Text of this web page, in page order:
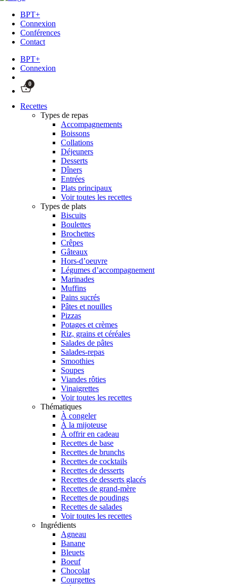
BPT+
Connexion
Conférences
Contact
BPT+
Connexion
0
Recettes
Types de repas
Accompagnements
Boissons
Collations
Déjeuners
Desserts
Dîners
Entrées
Plats principaux
Voir toutes les recettes
Types de plats
Biscuits
Boulettes
Brochettes
Crêpes
Gâteaux
Hors-d’oeuvre
Légumes d’accompagnement
Marinades
Muffins
Pains sucrés
Pâtes et nouilles
Pizzas
Potages et crèmes
Riz, grains et céréales
Salades de pâtes
Salades-repas
Smoothies
Soupes
Viandes rôties
Vinaigrettes
Voir toutes les recettes
Thématiques
À congeler
À la mijoteuse
À offrir en cadeau
Recettes de base
Recettes de brunchs
Recettes de cocktails
Recettes de desserts
Recettes de desserts glacés
Recettes de grand-mère
Recettes de poudings
Recettes de salades
Voir toutes les recettes
Ingrédients
Agneau
Banane
Bleuets
Boeuf
Chocolat
Courgettes